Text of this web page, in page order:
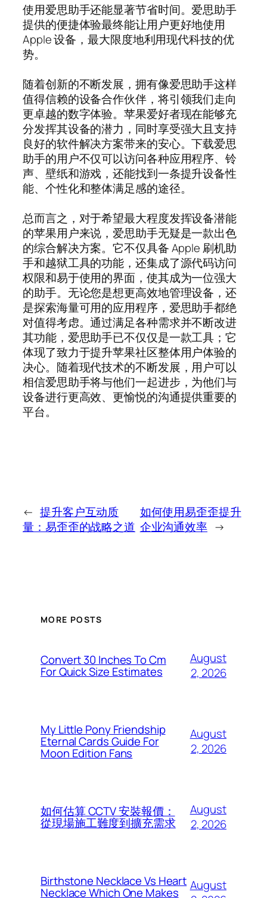
使用爱思助手还能显著节省时间。爱思助手
提供的便捷体验最终能让用户更好地使用
Apple 设备，最大限度地利用现代科技的优
势。
随着创新的不断发展，拥有像爱思助手这样
值得信赖的设备合作伙伴，将引领我们走向
更卓越的数字体验。苹果爱好者现在能够充
分发挥其设备的潜力，同时享受强大且支持
良好的软件解决方案带来的安心。下载爱思
助手的用户不仅可以访问各种应用程序、铃
声、壁纸和游戏，还能找到一条提升设备性
能、个性化和整体满足感的途径。
总而言之，对于希望最大程度发挥设备潜能
的苹果用户来说，爱思助手无疑是一款出色
的综合解决方案。它不仅具备 Apple 刷机助
手和越狱工具的功能，还集成了源代码访问
权限和易于使用的界面，使其成为一位强大
的助手。无论您是想更高效地管理设备，还
是探索海量可用的应用程序，爱思助手都绝
对值得考虑。通过满足各种需求并不断改进
其功能，爱思助手已不仅仅是一款工具；它
体现了致力于提升苹果社区整体用户体验的
决心。随着现代技术的不断发展，用户可以
相信爱思助手将与他们一起进步，为他们与
设备进行更高效、更愉悦的沟通提供重要的
平台。
← 提升客户互动质
量：易歪歪的战略之道
如何使用易歪歪提升
企业沟通效率 →
MORE POSTS
Convert 30 Inches To Cm
For Quick Size Estimates
August
2, 2026
My Little Pony Friendship
Eternal Cards Guide For
Moon Edition Fans
August
2, 2026
如何估算 CCTV 安裝報價：
從現場施工難度到擴充需求
August
2, 2026
Birthstone Necklace Vs Heart
Necklace Which One Makes
August